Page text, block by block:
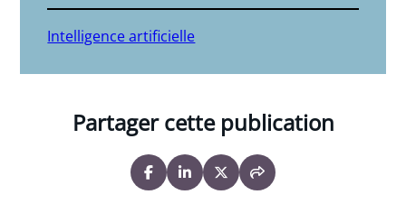
Intelligence artificielle
Partager cette publication